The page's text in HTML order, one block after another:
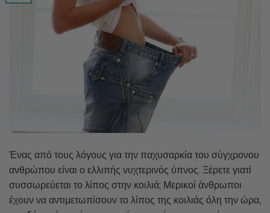
Ένας από τους λόγους για την παχυσαρκία του σύγχρονου
ανθρώπου είναι ο ελλιπής νυχτερινός ύπνος. Ξέρετε γιατί
συσσωρεύεται το λίπος στην κοιλιά; Μερικοί άνθρωποι
έχουν να αντιμετωπίσουν το λίπος της κοιλιάς όλη την ώρα,